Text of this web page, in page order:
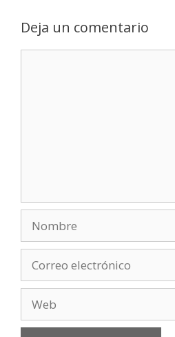
Deja un comentario
electrónico